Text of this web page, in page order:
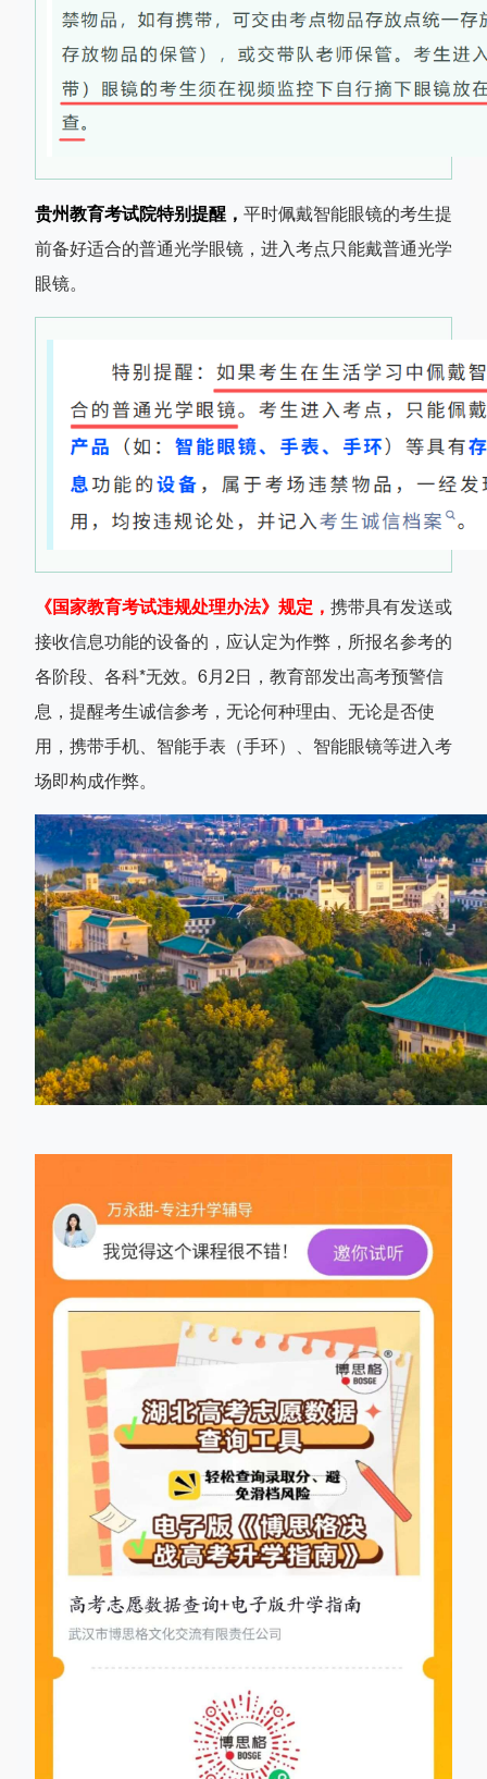
贵州教育考试院特别提醒， 平时佩戴智能眼镜的考生提
前备好适合的普通光学眼镜，进入考点只能戴普通光学
眼镜。
《国家教育考试违规处理办法》规定， 携带具有发送或
接收信息功能的设备的，应认定为作弊，所报名参考的
各阶段、各科*无效。6月2日，教育部发出高考预警信
息，提醒考生诚信参考，无论何种理由、无论是否使
用，携带手机、智能手表（手环）、智能眼镜等进入考
场即构成作弊。